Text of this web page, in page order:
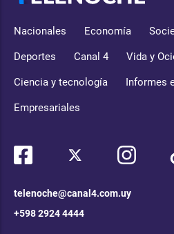
Nacionales Economía
Deportes Canal 4 Vida y
Ciencia y tecnología Informes
Empresariales
telenoche@canal4.com.uy
+598 2924 4444